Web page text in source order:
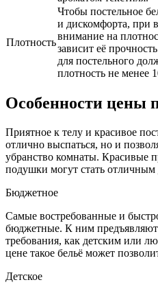
Плотность
Чтобы постельное
и дискомфорта, при
внимание на
зависит её
для постельного
плотность не менее
Особенности цены
Приятное к телу и красивое
отлично выспаться, но и
убранство комнаты. Красивые
подушки могут стать отличным
Бюджетное
Самые востребованные и
бюджетные. К ним
требования, как детским или
цене такое бельё может
Детское